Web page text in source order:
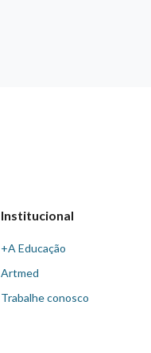
Institucional
+A Educação
Artmed
Trabalhe conosco